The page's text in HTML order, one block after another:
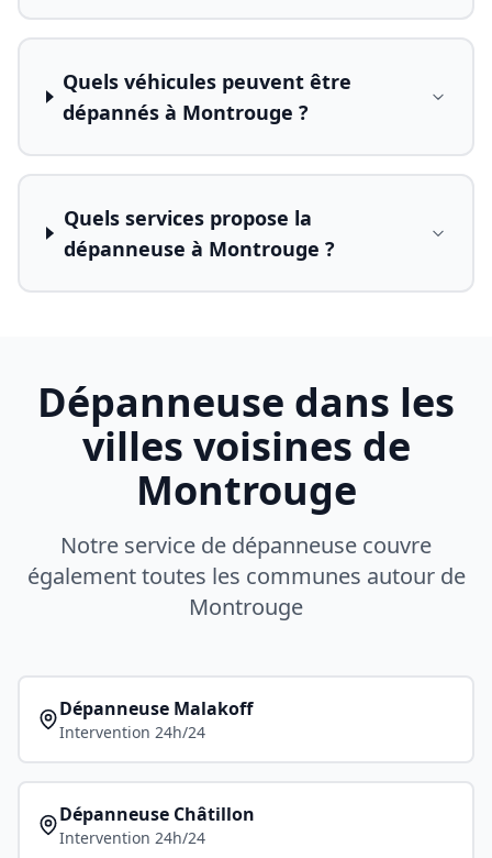
Quels véhicules peuvent être
dépannés à Montrouge ?
Quels services propose la
dépanneuse à Montrouge ?
Dépanneuse dans les
villes voisines de
Montrouge
Notre service de dépanneuse couvre
également toutes les communes autour de
Montrouge
Dépanneuse Malakoff
Intervention 24h/24
Dépanneuse Châtillon
Intervention 24h/24